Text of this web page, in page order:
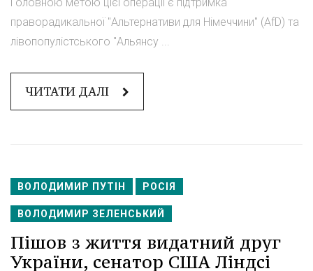
Головною метою цієї операції є підтримка
праворадикальної "Альтернативи для Німеччини" (AfD) та
лівопопулістського "Альянсу ...
ЧИТАТИ ДАЛІ
ВОЛОДИМИР ПУТІН РОСІЯ
ВОЛОДИМИР ЗЕЛЕНСЬКИЙ
Пішов з життя видатний друг
України, сенатор США Ліндсі